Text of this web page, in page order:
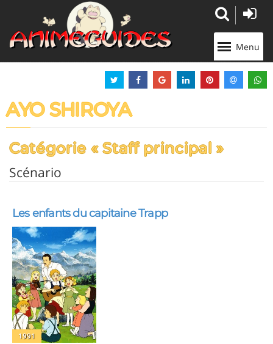
Menu
AYO SHIROYA
Catégorie « Staff principal »
Scénario
Les enfants du capitaine Trapp
1991
Panneau de gestion des cookies